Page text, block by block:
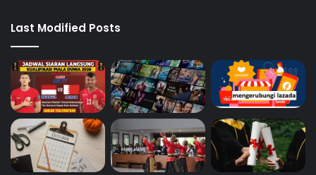
Last Modified Posts